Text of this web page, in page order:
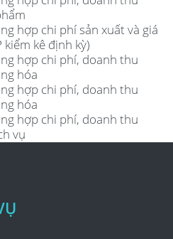
hợp chi phí sản xuất và giá
kê định kỳ)
hợp chi phí, doanh thu
hóa
hợp chi phí, doanh thu
hóa
hợp chi phí, doanh thu
vụ